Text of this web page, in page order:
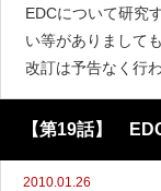
EDCについて研究
い等がありまして
改訂は予告なく行
（財）日本薬剤師
GCP研修会」で、
【第19話】
2010.01.26